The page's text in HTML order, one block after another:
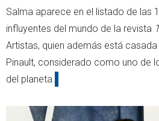
Salma aparece en el listado de las
influyentes del mundo de la revista
Artistas, quien además está
Pinault, considerado como uno de
del planeta.